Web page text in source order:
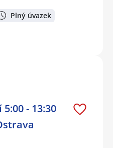
Plný úvazek
- 13:30